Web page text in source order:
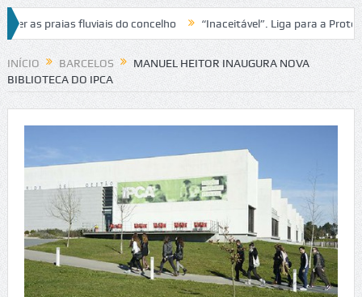
praias fluviais do concelho “Inaceitável”. Liga para a Proteção
de trânsito no IC2 em Alcobaça Igreja do Castelo de
INÍCIO BARCELOS
MANUEL HEITOR INAUGURA NOVA
BIBLIOTECA DO IPCA